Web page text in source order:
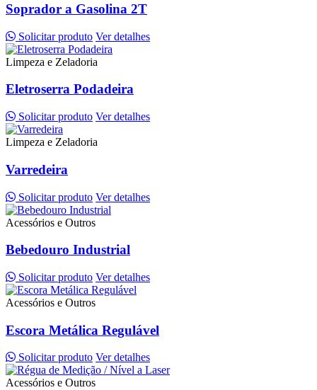
Soprador a Gasolina 2T
Solicitar produto Ver detalhes
Limpeza e Zeladoria
Eletroserra Podadeira
Solicitar produto Ver detalhes
Limpeza e Zeladoria
Varredeira
Solicitar produto Ver detalhes
Acessórios e Outros
Bebedouro Industrial
Solicitar produto Ver detalhes
Acessórios e Outros
Escora Metálica Regulável
Solicitar produto Ver detalhes
Acessórios e Outros